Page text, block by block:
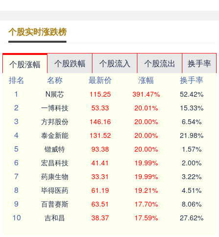
个股实时涨跌榜
个股涨幅 个股跌幅 个股流入 个股流出
换手率
排名
名称 最新价 涨幅
换手率
1
N展芯 115.25 391.47% 52.42%
2 一博科技 53.33 20.01% 15.33%
3 方邦股份 146.16 20.00% 6.54%
4 泰金新能 131.52 20.00% 21.98%
5 锴威特 93.38 20.00% 1.57%
6 宏昌科技 41.41 19.99% 2.00%
7 药康生物 33.31 19.99% 3.22%
8 毕得医药 61.19 19.21% 4.51%
9 百普赛斯 63.51 17.70% 8.06%
10 吉和昌 38.37 17.59% 27.62%